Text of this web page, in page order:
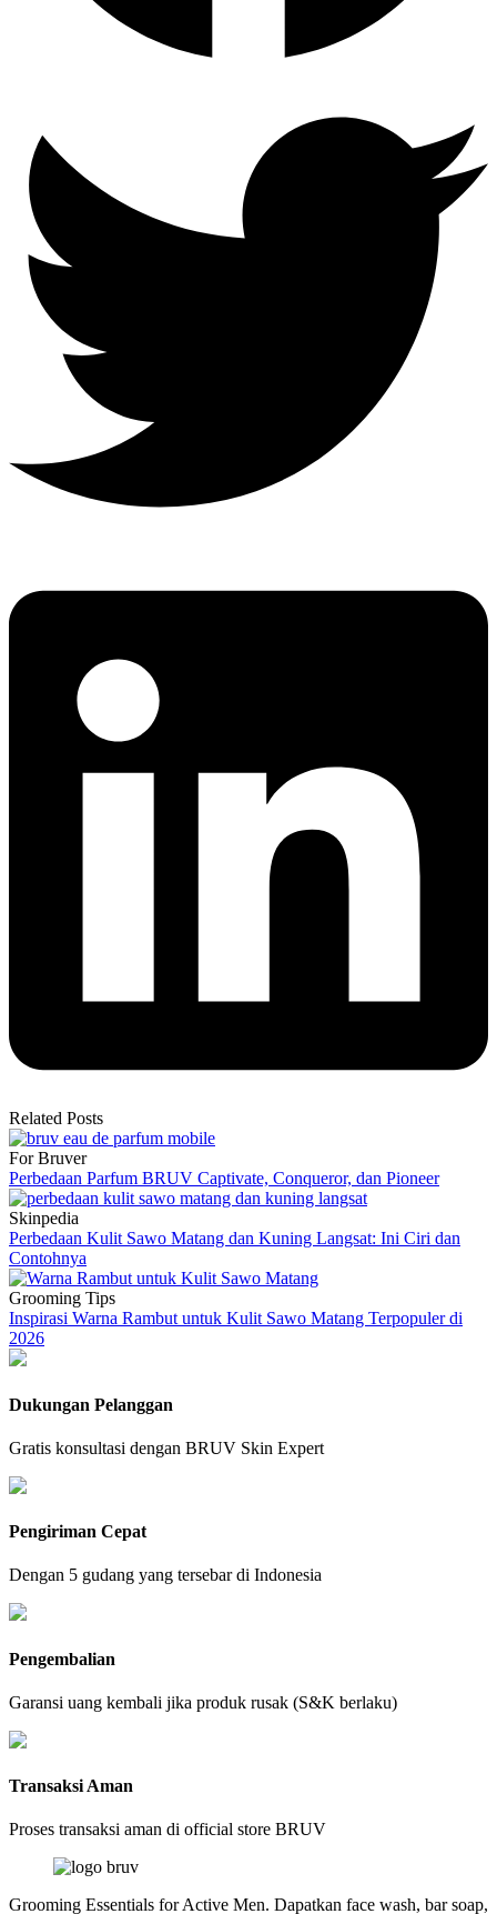
Related Posts
For Bruver
Perbedaan Parfum BRUV Captivate, Conqueror, dan Pioneer
Skinpedia
Perbedaan Kulit Sawo Matang dan Kuning Langsat: Ini Ciri dan
Contohnya
Grooming Tips
Inspirasi Warna Rambut untuk Kulit Sawo Matang Terpopuler di
2026
Dukungan Pelanggan
Gratis konsultasi dengan BRUV Skin Expert
Pengiriman Cepat
Dengan 5 gudang yang tersebar di Indonesia
Pengembalian
Garansi uang kembali jika produk rusak (S&K berlaku)
Transaksi Aman
Proses transaksi aman di official store BRUV
Grooming Essentials for Active Men. Dapatkan face wash, bar soap,